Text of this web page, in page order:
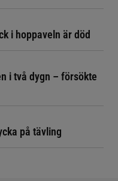
i hoppaveln är död
i två dygn – försökte
på tävling